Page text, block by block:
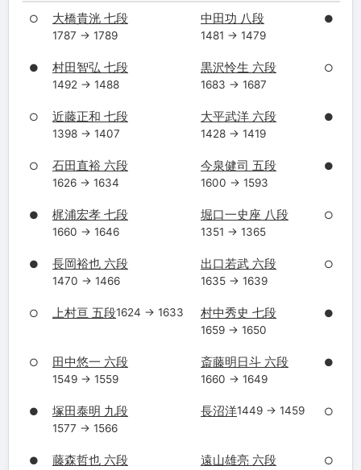
○ 大橋貴洸 七段
1787 → 1789
中田功 八段
1481 → 1479
●
● 村田智弘 七段
1492 → 1488
黒沢怜生 六段
1683 → 1687
○
○ 近藤正和 七段
1398 → 1407
大平武洋 六段
1428 → 1419
●
○ 石田直裕 六段
1626 → 1634
今泉健司 五段
1600 → 1593
●
● 梶浦宏孝 七段
1660 → 1646
堀口一史座 八段
1351 → 1365
○
● 長岡裕也 六段
1470 → 1466
出口若武 六段
1635 → 1639
○
○ 上村亘 五段1624 → 1633 村中秀史 七段
1659 → 1650
●
○ 田中悠一 六段
1549 → 1559
斎藤明日斗 六段
1660 → 1649
●
● 塚田泰明 九段
1577 → 1566
長沼洋1449 → 1459 ○
● 藤森哲也 六段 遠山雄亮 六段 ○